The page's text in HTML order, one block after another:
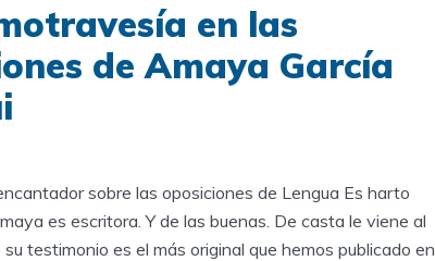
en las
de Amaya García
sobre las oposiciones de Lengua Es harto
es escritora. Y de las buenas. De casta le viene al
su testimonio es el más original que hemos publicado en